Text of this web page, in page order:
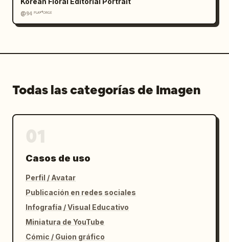
@𝟡𝟜 ᴾᴸᴬʸᶠᴼᴿᴳᴱ
Todas las categorías de Imagen
Casos de uso
Perfil / Avatar
Publicación en redes sociales
Infografía / Visual Educativo
Miniatura de YouTube
Cómic / Guion gráfico